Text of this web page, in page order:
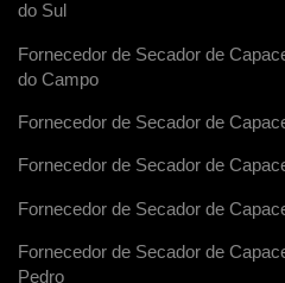
do Sul
Fornecedor de Secador de
do Campo
Fornecedor de Secador de
Fornecedor de Secador de
Fornecedor de Secador de
Fornecedor de Secador de
Pedro